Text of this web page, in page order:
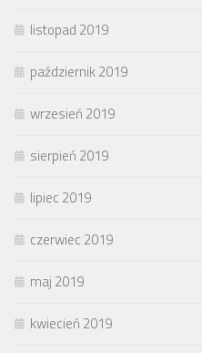
listopad 2019
październik 2019
wrzesień 2019
sierpień 2019
lipiec 2019
czerwiec 2019
maj 2019
kwiecień 2019